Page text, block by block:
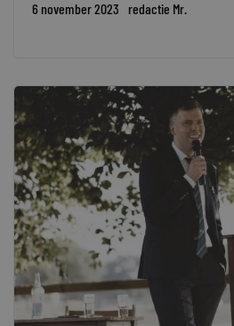
6 november 2023 redactie Mr.